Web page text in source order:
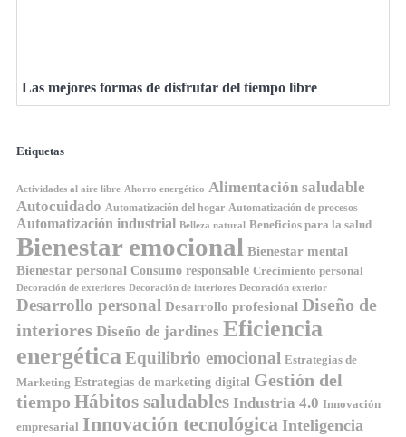
Las mejores formas de disfrutar del tiempo libre
Etiquetas
Actividades al aire libre Ahorro energético Alimentación saludable
Autocuidado Automatización del hogar Automatización de procesos
Automatización industrial Belleza natural Beneficios para la salud
Bienestar emocional Bienestar mental
Bienestar personal Consumo responsable Crecimiento personal
Decoración de exteriores Decoración de interiores Decoración exterior
Desarrollo personal Desarrollo profesional Diseño de
interiores Diseño de jardines Eficiencia
energéticaEquilibrio emocional Estrategias de
Marketing Estrategias de marketing digital Gestión del
tiempo Hábitos saludables Industria 4.0 Innovación
empresarial Innovación tecnológica Inteligencia